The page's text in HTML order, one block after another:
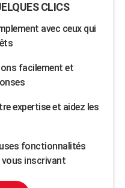
CLICS
avec ceux qui
facilement et
expertise et aidez les
fonctionnalités
vous inscrivant